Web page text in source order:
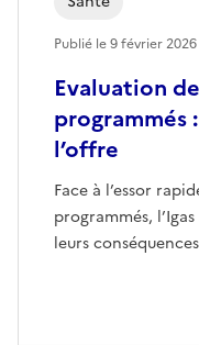
Evaluation
programmés
l’offre
Face à l’essor
programmés,
leurs
Publié le9 février 2026